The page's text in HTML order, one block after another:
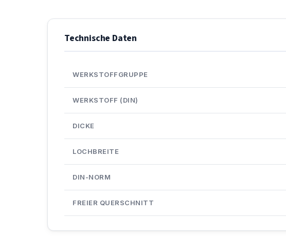
Technische Daten
WERKSTOFFGRUPPE
WERKSTOFF (DIN)
DICKE
LOCHBREITE
DIN-NORM
FREIER QUERSCHNITT